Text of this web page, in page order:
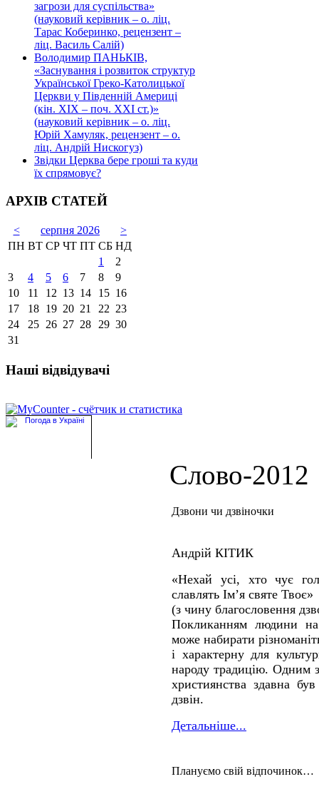
загрози для суспільства»
(науковий керівник – о. ліц.
Тарас Коберинко, рецензент –
ліц. Василь Салій)
Володимир ПАНЬКІВ,
«Заснування і розвиток структур
Української Греко-Католицької
Церкви у Південній Америці
(кін. ХІХ – поч. ХХІ ст.)»
(науковий керівник – о. ліц.
Юрій Хамуляк, рецензент – о.
ліц. Андрій Нискогуз)
Звідки Церква бере гроші та куди
їх спрямовує?
АРХІВ СТАТЕЙ
< серпня 2026
>
ПН ВТ СР ЧТ ПТ СБ НД
1
2
3
4 5 6 7 8
9
10
11 12 13 14 15 16
17
18 19 20 21 22 23
24
25 26 27 28 29 30
31
Наші відвідувачі
Слово-2012
Дзвони чи дзвіночки
Андрій КІТИК
«Нехай усі, хто чує
славлять Ім’я святе Твоє»
(з чину благословення
Покликанням людини
може набирати
і характерну для
народу традицію. Одним
християнства здавна
дзвін.
Детальніше...
Плануємо свій відпочинок…